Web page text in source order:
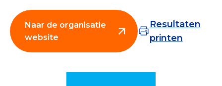
Collecterooster/wervingrooster
Naar de organisatie
website
Resultaten
printen